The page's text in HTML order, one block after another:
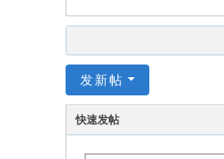
发新帖
快速发帖